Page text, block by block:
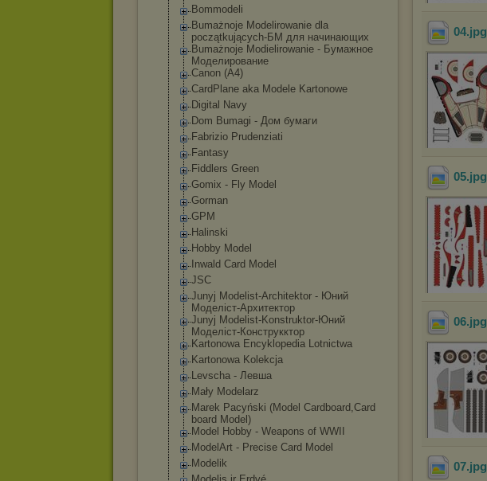
Bommodeli
Bumażnoje Modelirowanie dla
początkujących-БМ для начинающих
Bumażnoje Modielirowanie - Бумажное
Моделирование
Canon (A4)
CardPlane aka Modele Kartonowe
Digital Navy
Dom Bumagi - Дом бумаги
Fabrizio Prudenziati
Fantasy
Fiddlers Green
Gomix - Fly Model
Gorman
GPM
Halinski
Hobby Model
Inwald Card Model
JSC
Junyj Modelist-Architektor - Юний
Моделіст-Архитектор
Junyj Modelist-Konstruktor-Юний
Моделіст-Конструкктор
Kartonowa Encyklopedia Lotnictwa
Kartonowa Kolekcja
Levscha - Левша
Mały Modelarz
Marek Pacyński (Model Cardboard,Card
board Model)
Model Hobby - Weapons of WWII
ModelArt - Precise Card Model
Modelik
04.jpg
05.jpg
06.jpg
07.jpg